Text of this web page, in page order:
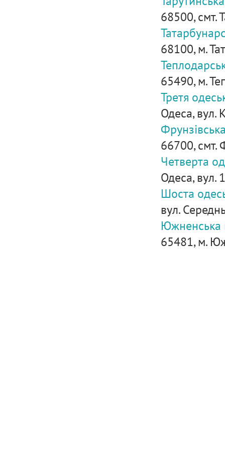
68500, смт.
68100, м.
65490, м.
Третя
Одеса, вул.
66700, смт.
Четверта
Одеса, вул.
Шоста
вул.
Южненська
65481, м.